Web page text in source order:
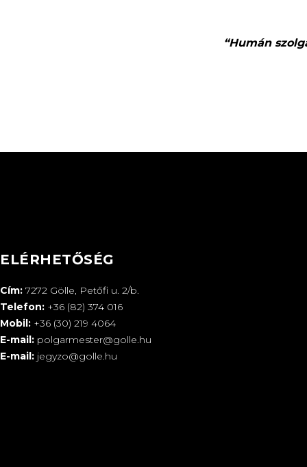
“Humán
ELÉRHETŐSÉG
Cím: 7272 Gölle, Petőfi u. 2/b.
Telefon: +36 (82) 374 016
Mobil: +36 (30) 219 4064
E-mail: polgarmester@golle.hu
E-mail: jegyzo@golle.hu